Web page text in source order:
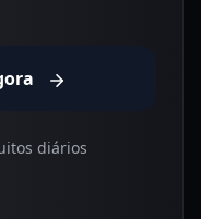
diários